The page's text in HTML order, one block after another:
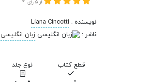
از 5 رای
نویسنده :
Liana Cincotti
ناشر : زبان انگلیسی
قطع کتاب نوع جلد